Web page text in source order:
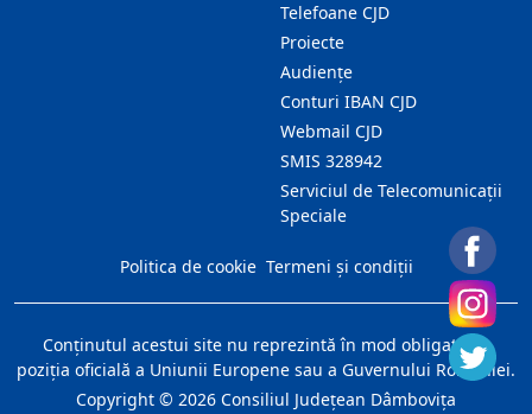
Telefoane CJD
Proiecte
Audienţe
Conturi IBAN CJD
Webmail CJD
SMIS 328942
Serviciul de Telecomunicații
Speciale
Politica de cookie Termeni și condiții
Conţinutul acestui site nu reprezintă în mod obligatoriu
poziţia oficială a Uniunii Europene sau a Guvernului României.
Copyright © 2026 Consiliul Judeţean Dâmboviţa